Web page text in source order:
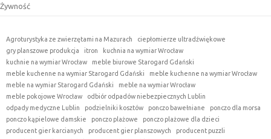
Żywność
Agroturystyka ze zwierzętami na Mazurach
ciepłomierze ultradźwiękowe
gry planszowe produkcja
itron
kuchnia na wymiar Wrocław
kuchnie na wymiar Wrocław
meble biurowe Starogard Gdański
meble kuchenne na wymiar Starogard Gdański
meble kuchenne na wymiar Wrocław
meble na wymiar Starogard Gdański
meble na wymiar Wrocław
meble pokojowe Wrocław
odbiór odpadów niebezpiecznych Lublin
odpady medyczne Lublin
podzielniki kosztów ponczo bawełniane
ponczo dla morsa
ponczo kąpielowe damskie
ponczo plażowe
ponczo plażowe dla dzieci
producent gier karcianych
producent gier planszowych
producent puzzli